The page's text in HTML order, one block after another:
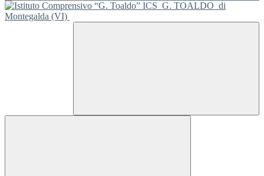
ICS G. TOALDO di
Montegalda (VI)